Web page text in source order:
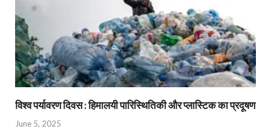
विश्व पर्यावरण दिवस : हिमालयी पारिस्थितिकी और प्लास्टिक का प्रदूषण
June 5, 2025